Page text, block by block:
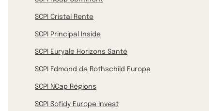
SCPI Cristal Rente
SCPI Principal Inside
SCPI Euryale Horizons Santé
SCPI Edmond de Rothschild Europa
SCPI NCap Régions
SCPI Sofidy Europe Invest